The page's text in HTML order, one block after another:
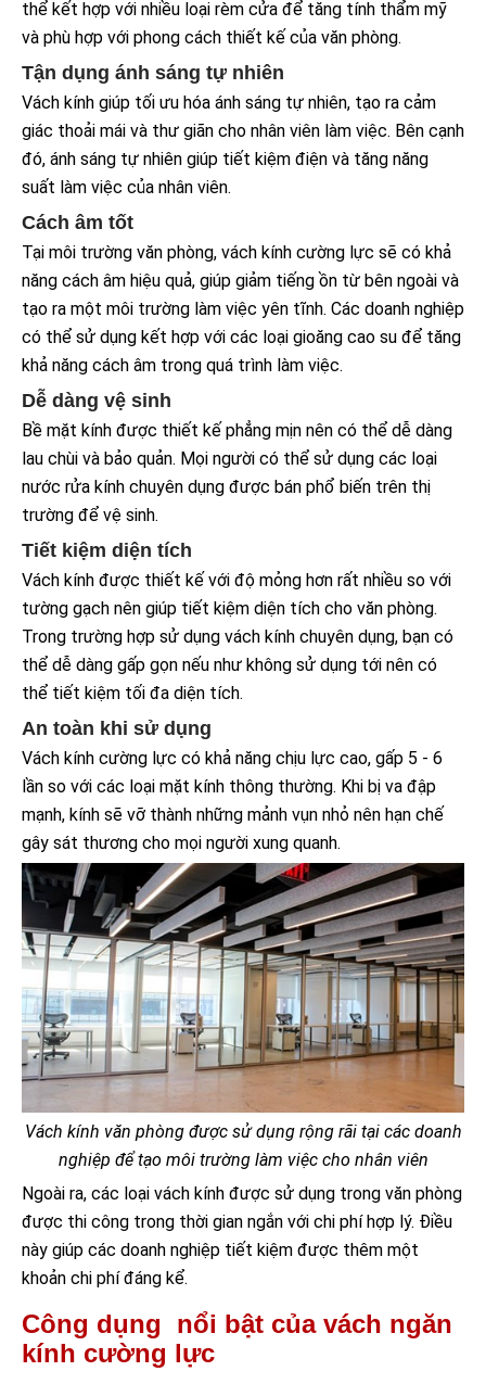
thể kết hợp với nhiều loại rèm cửa để tăng tính thẩm mỹ
và phù hợp với phong cách thiết kế của văn phòng.
Tận dụng ánh sáng tự nhiên
Vách kính giúp tối ưu hóa ánh sáng tự nhiên, tạo ra cảm
giác thoải mái và thư giãn cho nhân viên làm việc. Bên cạnh
đó, ánh sáng tự nhiên giúp tiết kiệm điện và tăng năng
suất làm việc của nhân viên.
Cách âm tốt
Tại môi trường văn phòng, vách kính cường lực sẽ có khả
năng cách âm hiệu quả, giúp giảm tiếng ồn từ bên ngoài và
tạo ra một môi trường làm việc yên tĩnh. Các doanh nghiệp
có thể sử dụng kết hợp với các loại gioăng cao su để tăng
khả năng cách âm trong quá trình làm việc.
Dễ dàng vệ sinh
Bề mặt kính được thiết kế phẳng mịn nên có thể dễ dàng
lau chùi và bảo quản. Mọi người có thể sử dụng các loại
nước rửa kính chuyên dụng được bán phổ biến trên thị
trường để vệ sinh.
Tiết kiệm diện tích
Vách kính được thiết kế với độ mỏng hơn rất nhiều so với
tường gạch nên giúp tiết kiệm diện tích cho văn phòng.
Trong trường hợp sử dụng vách kính chuyên dụng, bạn có
thể dễ dàng gấp gọn nếu như không sử dụng tới nên có
thể tiết kiệm tối đa diện tích.
An toàn khi sử dụng
Vách kính cường lực có khả năng chịu lực cao, gấp 5 - 6
lần so với các loại mặt kính thông thường. Khi bị va đập
mạnh, kính sẽ vỡ thành những mảnh vụn nhỏ nên hạn chế
gây sát thương cho mọi người xung quanh.
Vách kính văn phòng được sử dụng rộng rãi tại các doanh
nghiệp để tạo môi trường làm việc cho nhân viên
Ngoài ra, các loại vách kính được sử dụng trong văn phòng
được thi công trong thời gian ngắn với chi phí hợp lý. Điều
này giúp các doanh nghiệp tiết kiệm được thêm một
khoản chi phí đáng kể.
Công dụng nổi bật của vách ngăn
kính cường lực